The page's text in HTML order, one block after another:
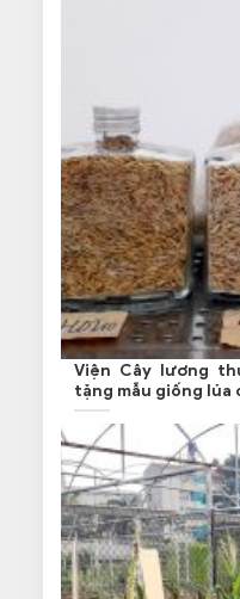
Viện Cây lương
tặng mẫu giống lúa